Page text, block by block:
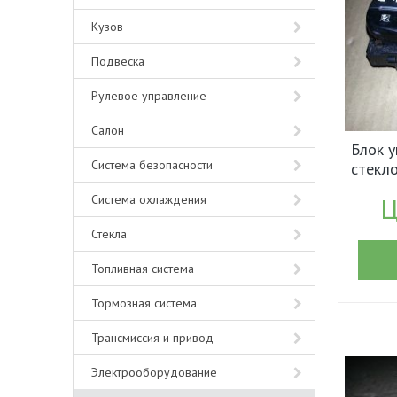
Кузов
Подвеска
Рулевое управление
Салон
Система безопасности
Система охлаждения
Стекла
Топливная система
Тормозная система
Трансмиссия и привод
Электрооборудование
Блок